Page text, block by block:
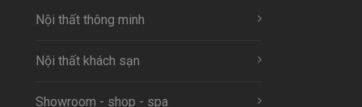
Nội thất thông minh
Nội thất khách sạn
Showroom - shop - spa